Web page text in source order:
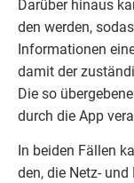
Dar­über hin­aus
den wer­den,
Infor­ma­tio­nen
damit der
Die so
durch die App
In bei­den Fäl­len
den, die Netz-